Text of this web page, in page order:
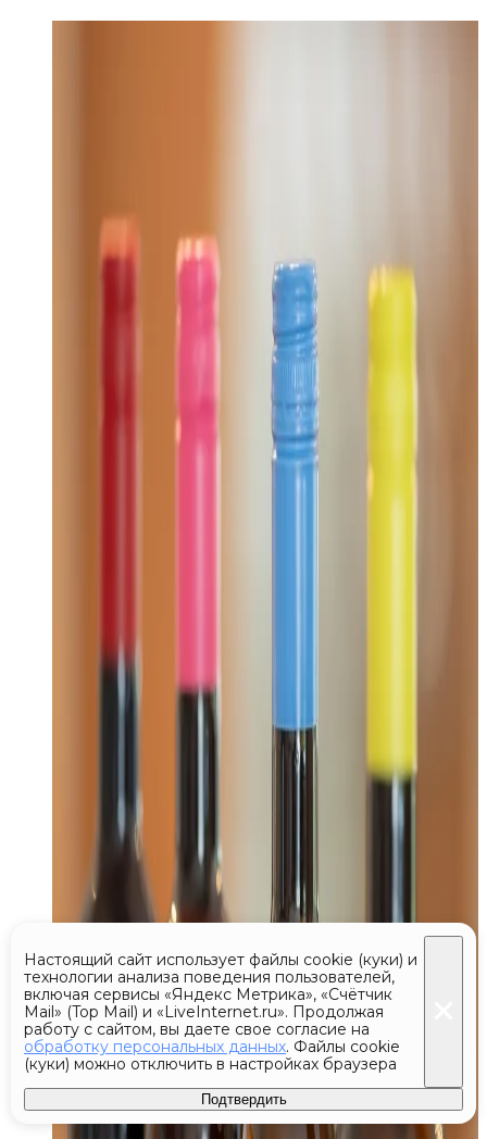
Настоящий сайт использует файлы cookie (куки) и
технологии анализа поведения пользователей,
включая сервисы «Яндекс Метрика», «Счётчик
Mail» (Top Mail) и «LiveInternet.ru». Продолжая
работу с сайтом, вы даете свое согласие на
обработку персональных данных. Файлы cookie
(куки) можно отключить в настройках браузера
Подтвердить